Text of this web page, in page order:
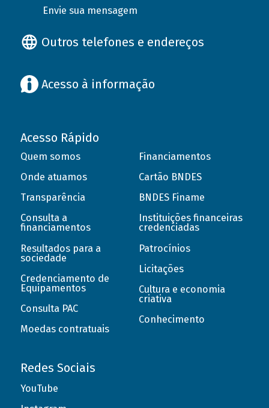
Envie sua mensagem
Outros telefones e endereços
Acesso à informação
Acesso Rápido
Quem somos
Onde atuamos
Transparência
Consulta a
financiamentos
Resultados para a
sociedade
Credenciamento de
Equipamentos
Consulta PAC
Moedas contratuais
Financiamentos
Cartão BNDES
BNDES Finame
Instituições financeiras
credenciadas
Patrocínios
Licitações
Cultura e economia
criativa
Conhecimento
Redes Sociais
YouTube